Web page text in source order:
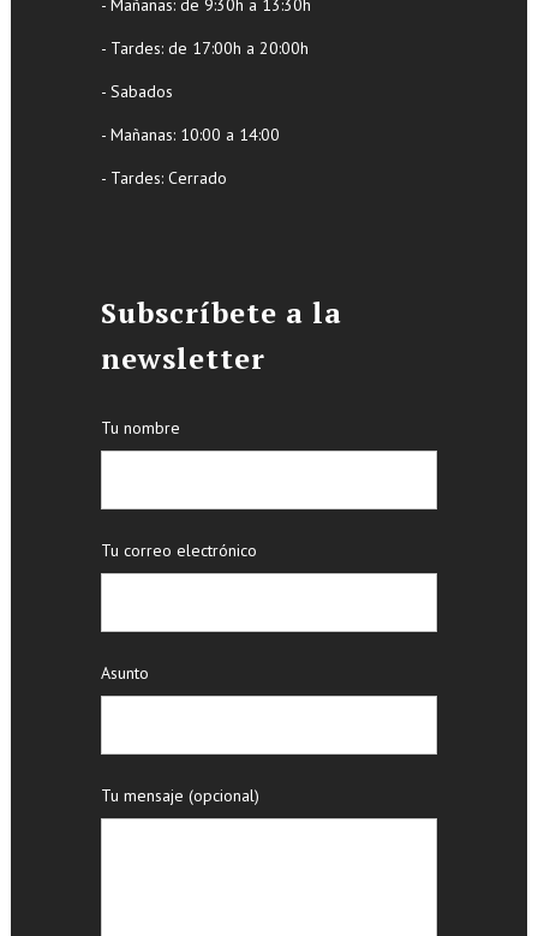
- Mañanas: de 9:30h a 13:30h
- Tardes: de 17:00h a 20:00h
- Sabados
- Mañanas: 10:00 a 14:00
- Tardes: Cerrado
Subscríbete a la
newsletter
Tu nombre
Tu correo electrónico
Asunto
Tu mensaje (opcional)